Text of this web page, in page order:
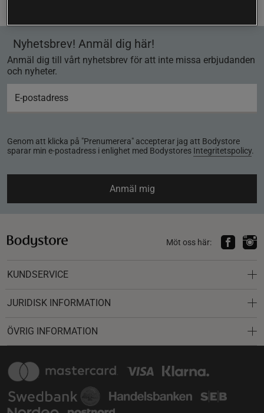
Nyhetsbrev! Anmäl dig här!
Anmäl dig till vårt nyhetsbrev för att inte missa erbjudanden
och nyheter.
Genom att klicka på "Prenumerera" accepterar jag att Bodystore
sparar min e-postadress i enlighet med Bodystores Integritetspolicy.
Anmäl mig
Möt oss här:
KUNDSERVICE
JURIDISK INFORMATION
ÖVRIG INFORMATION